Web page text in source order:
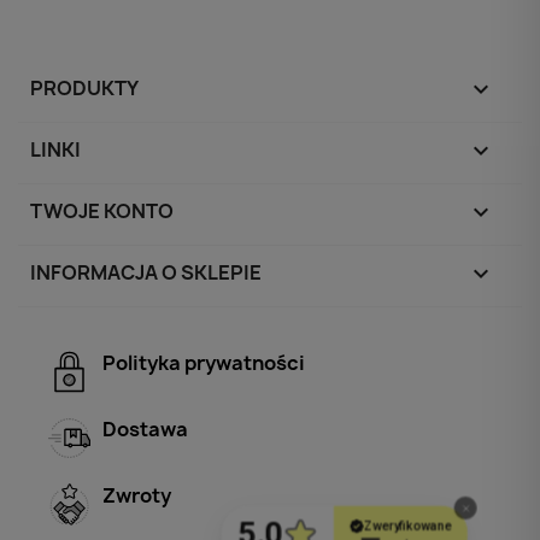
PRODUKTY 
LINKI 
TWOJE KONTO 
INFORMACJA O SKLEPIE keyboard_arrow_down
Polityka prywatności
Dostawa
Zwroty